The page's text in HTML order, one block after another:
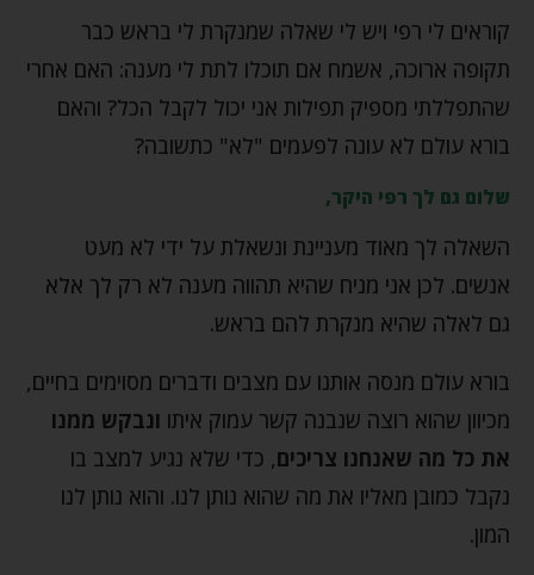
קוראים לי רפי ויש לי שאלה שמנקרת לי בראש כבר
תקופה ארוכה, אשמח אם תוכלו לתת לי מענה: האם אחרי
שהתפללתי מספיק תפילות אני יכול לקבל הכל? והאם
בורא עולם לא עונה לפעמים "לא" כתשובה?
שלום גם לך רפי היקר,
השאלה לך מאוד מעניינת ונשאלת על ידי לא מעט
אנשים. לכן אני מניח שהיא תהווה מענה לא רק לך אלא
גם לאלה שהיא מנקרת להם בראש.
בורא עולם מנסה אותנו עם מצבים ודברים מסוימים בחיים,
מכיוון שהוא רוצה שנבנה קשר עמוק איתו ונבקש ממנו
את כל מה שאנחנו צריכים, כדי שלא נגיע למצב בו
נקבל כמובן מאליו את מה שהוא נותן לנו. והוא נותן לנו
המון.